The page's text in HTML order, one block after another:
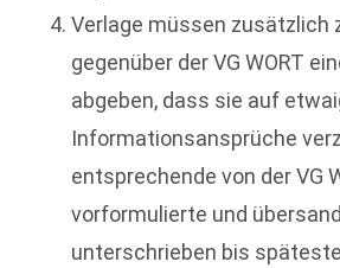
Verlage müssen zusätzlich
gegenüber der VG WORT
abgeben, dass sie auf
Informationsansprüche
entsprechende von der VG
vorformulierte und
unterschrieben bis